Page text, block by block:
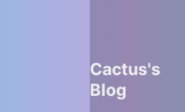
Cactus's
Blog